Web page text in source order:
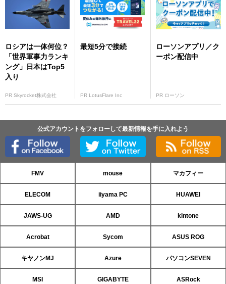
ロシアは一体何位？
「世界軍事力ランキ
ング」日本はTop5
入り
PR Skyrocket株式会社
最短5分で接続
PR LotusFlare Inc
ローソンアプリ／ク
ーポン配信中
PR ローソン
公式アカウントをフォローして最新情報を手に入れよう
FMV mouse マカフィー
ELECOM iiyama PC HUAWEI
JAWS-UG AMD kintone
Acrobat Sycom ASUS ROG
キヤノンMJ Azure パソコンSEVEN
MSI GIGABYTE ASRock